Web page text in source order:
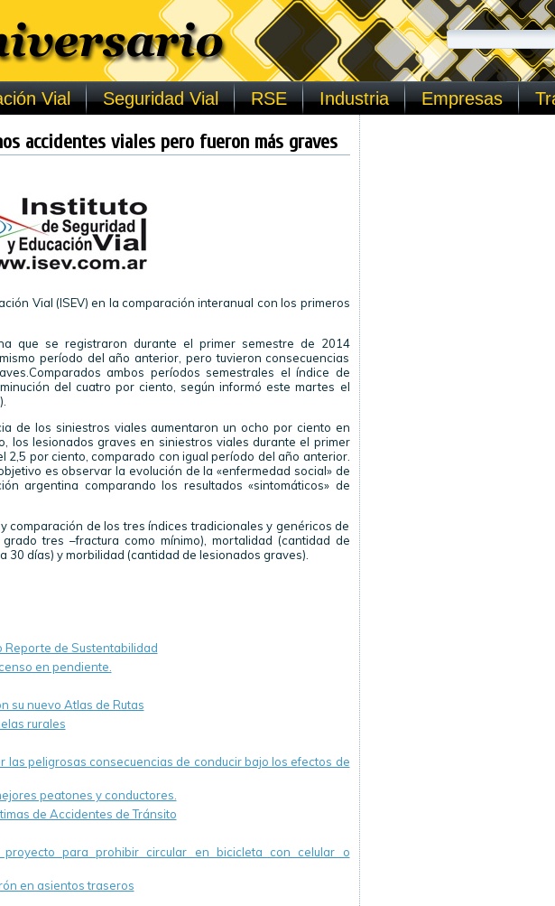
Vial Seguridad Vial RSE Industria Empresas
accidentes viales pero fueron más graves
Vial (ISEV) en la comparación interanual con los primeros
que se registraron durante el primer semestre de 2014
período del año anterior, pero tuvieron consecuencias
ambos períodos semestrales el índice de
del cuatro por ciento, según informó este martes el
de los siniestros viales aumentaron un ocho por ciento en
los lesionados graves en siniestros viales durante el primer
por ciento, comparado con igual período del año anterior.
es observar la evolución de la «enfermedad social» de
argentina comparando los resultados «sintomáticos» de
comparación de los tres índices tradicionales y genéricos de
tres –fractura como mínimo), mortalidad (cantidad de
días) y morbilidad (cantidad de lesionados graves).
Reporte de Sustentabilidad
en pendiente.
su nuevo Atlas de Rutas
rurales
las peligrosas consecuencias de conducir bajo los efectos de
peatones y conductores.
de Accidentes de Tránsito
para prohibir circular en bicicleta con celular o
en asientos traseros